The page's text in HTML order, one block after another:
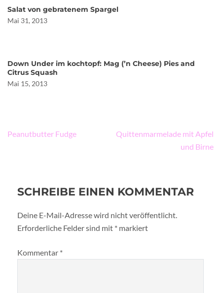
Salat von gebratenem Spargel
Mai 31, 2013
Down Under im kochtopf: Mag (’n Cheese) Pies and
Citrus Squash
Mai 15, 2013
Beitragsnavigation
Peanutbutter Fudge
Quittenmarmelade mit Apfel
und Birne
SCHREIBE EINEN KOMMENTAR
Deine E-Mail-Adresse wird nicht veröffentlicht.
Erforderliche Felder sind mit * markiert
Kommentar *